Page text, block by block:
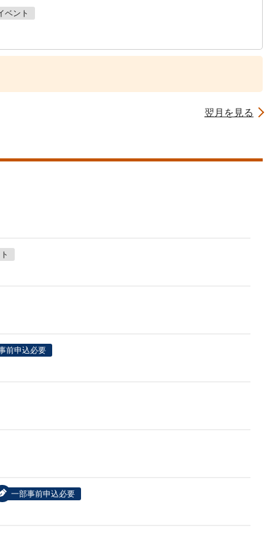
ベント
翌月を見る
前申込必要
一部事前申込必要